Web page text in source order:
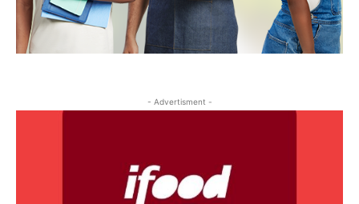
- Advertisment -